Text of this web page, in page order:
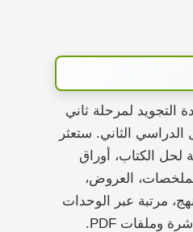
التجويد لمرحلة ثاني
الثاني. ستعثر
لحل الكتاب، أوراق
العروض،
مرتبة عبر الوحدات
والدروس بروابط مباشرة وملفات PDF.